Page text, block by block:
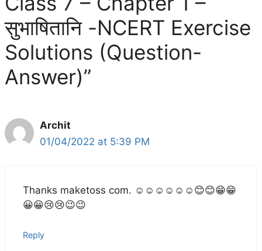
सुभाषितानि -NCERT Exercise
Solutions (Question-
Answer)”
Archit
01/04/2022 at 5:39 PM
Thanks maketoss com. ☺☺☺☺☺☺😊😊😁😁
😀😀😢😢😉😉
Reply